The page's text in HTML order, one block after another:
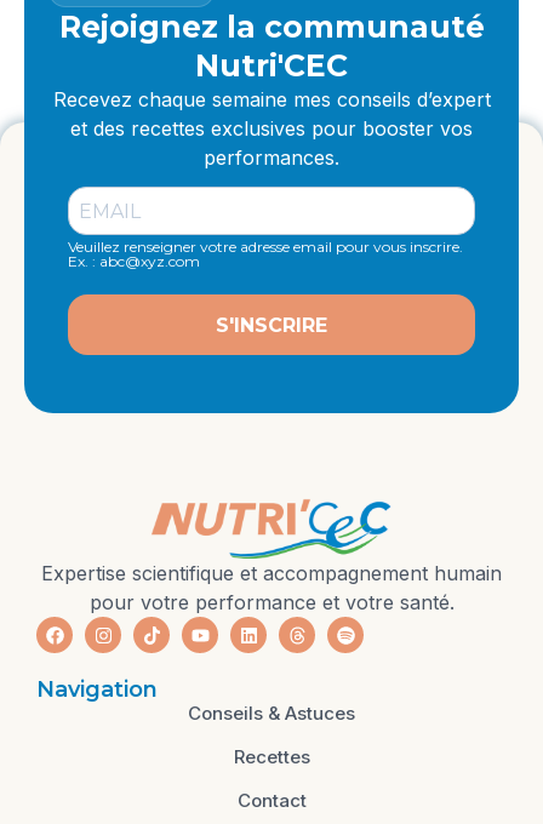
Rejoignez la communauté
Nutri'CEC
Recevez chaque semaine mes conseils d’expert
et des recettes exclusives pour booster vos
performances.
Veuillez renseigner votre adresse email pour vous inscrire.
Ex. : abc@xyz.com
S'INSCRIRE
Expertise scientifique et accompagnement humain
pour votre performance et votre santé.
Navigation
Conseils & Astuces
Recettes
Contact